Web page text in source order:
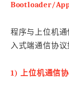
Bootloader/
程序与上位机
入式端通信协议
1) 上位机通信